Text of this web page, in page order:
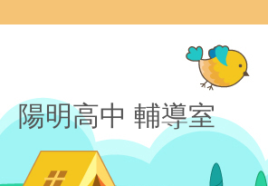
陽明高中 輔導室